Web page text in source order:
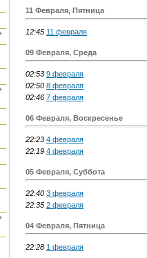
11 Февраля, Пятница
12:45 11 февраля
09 Февраля, Среда
02:53 9 февраля
02:50 8 февраля
02:46 7 февраля
06 Февраля, Воскресенье
22:23 4 февраля
22:19 4 февраля
05 Февраля, Суббота
22:40 3 февраля
22:35 2 февраля
04 Февраля, Пятница
22:28 1 февраля